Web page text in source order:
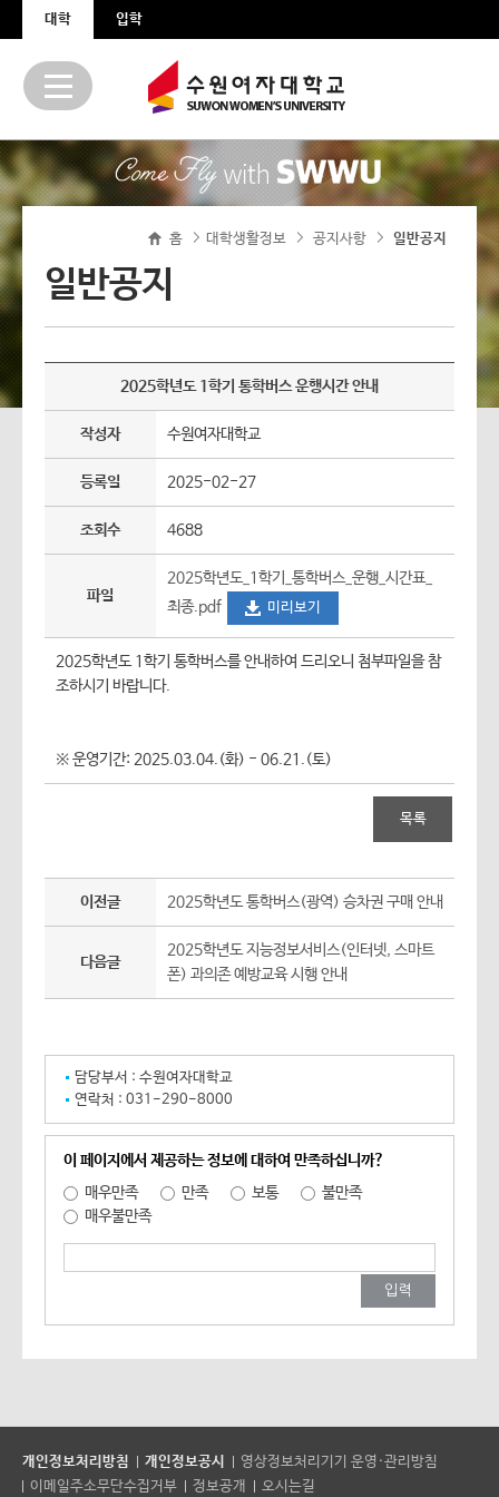
본문 바로가기
주메뉴 바로가기
대학 입학
홈 >
대학생활정보 >
공지사항 >
일반공지
일반공지
2025학년도 1학기 통학버스 운행시간 안내
작성자 수원여자대학교
등록일 2025-02-27
조회수 4688
파일
2025학년도_1학기_통학버스_운행_시간표_
최종.pdf
미리보기
2025학년도 1학기 통학버스를 안내하여 드리오니 첨부파일을 참
조하시기 바랍니다.
※ 운영기간: 2025.03.04.(화) - 06.21.(토)
목록
이전글 2025학년도 통학버스(광역) 승차권 구매 안내
다음글
2025학년도 지능정보서비스(인터넷, 스마트
폰) 과의존 예방교육 시행 안내
담당부서 : 수원여자대학교
연락처 : 031-290-8000
이 페이지에서 제공하는 정보에 대하여 만족하십니까?
매우만족
만족 보통
불만족
매우불만족
개인정보처리방침 개인정보공시
영상정보처리기기 운영·관리방침
이메일주소무단수집거부
정보공개 오시는길